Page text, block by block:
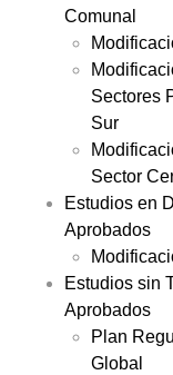
Comunal
Sectores
Sur
Sector
Estudios en
Aprobados
Estudios sin
Aprobados
Plan
Global